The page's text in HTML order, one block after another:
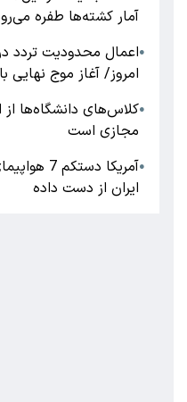
آمار کشته‌ها طفره
●
امروز/ آغاز موج نهایی
●کلاس‌های دانشگاه‌ها از
مجازی است
●
آمریکا
ایران از دست داده